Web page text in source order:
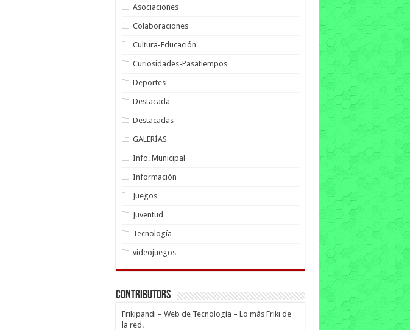
Asociaciones
Colaboraciones
Cultura-Educación
Curiosidades-Pasatiempos
Deportes
Destacada
Destacadas
GALERÍAS
Info. Municipal
Información
Juegos
Juventud
Tecnología
videojuegos
Contributors
Frikipandi – Web de Tecnología – Lo más Friki de
la red.